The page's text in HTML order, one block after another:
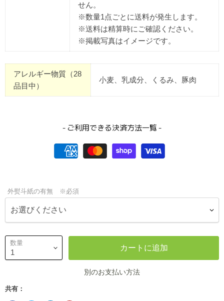
せん。
※数量1点ごとに送料が発生します。
※送料は精算時にご確認ください。
※掲載写真はイメージです。
アレルギー物質（28
品目中）
小麦、乳成分、くるみ、豚肉
- ご利用できる決済方法一覧 -
外熨斗紙の有無 ※必須
数量 カートに追加
別のお支払い方法
共有：